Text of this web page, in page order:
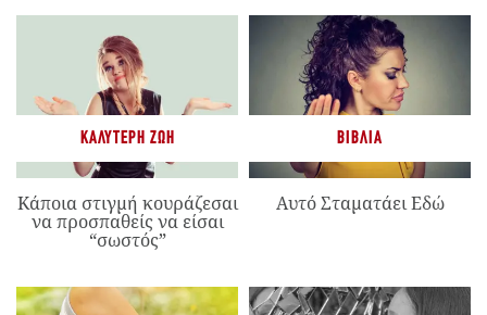
ΚΑΛΎΤΕΡΗ ΖΩΉ
Κάποια στιγμή κουράζεσαι
να προσπαθείς να είσαι
“σωστός”
ΒΙΒΛΊΑ
Αυτό Σταματάει Εδώ